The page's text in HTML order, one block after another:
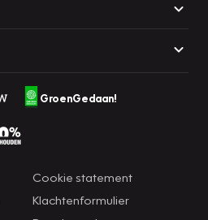
GroenGedaan!
Cookie statement
Klachtenformulier